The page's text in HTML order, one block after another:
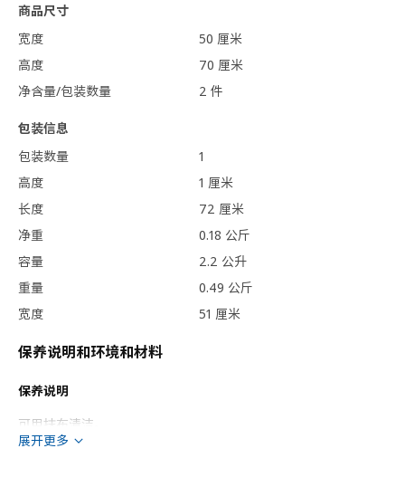
商品尺寸
宽度
50 厘米
高度
70 厘米
净含量/包装数量
2 件
包装信息
包装数量
1
高度
1 厘米
长度
72 厘米
净重
0.18 公斤
容量
2.2 公升
重量
0.49 公斤
宽度
51 厘米
保养说明和环境和材料
保养说明
可用抹布清洁。
展开更多